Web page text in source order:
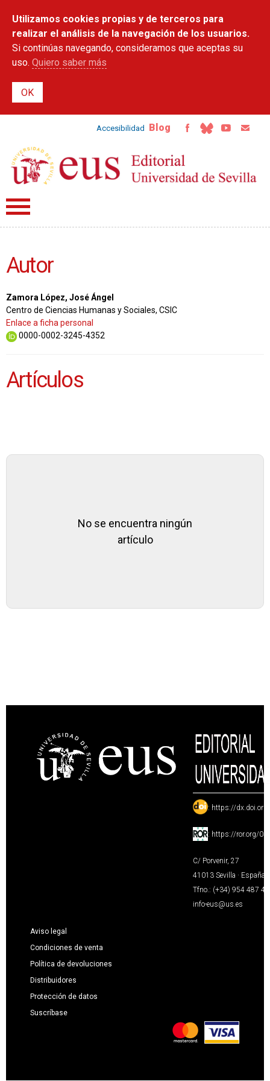
contenido
principal
Utilizamos cookies propias y de terceros para
realizar el análisis de la navegación de los usuarios.
Si continúas navegando, consideramos que aceptas su
uso. Quiero saber más
Accesibilidad Blog
Autor
Zamora López, José Ángel
Centro de Ciencias Humanas y Sociales, CSIC
Enlace a ficha personal
0000-0002-3245-4352
Artículos
No se encuentra ningún
artículo
: https://
: https://ror.org/
C/ Porvenir, 27
41013 Sevilla · España
Tfno.: (+34) 954 487
info-eus@us.es
Aviso legal
Condiciones de venta
Política de devoluciones
Distribuidores
Protección de datos
Suscríbase